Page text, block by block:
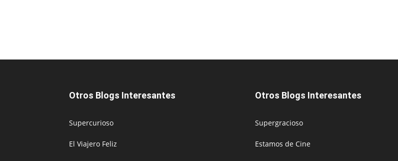
Otros Blogs Interesantes
Supercurioso
El Viajero Feliz
Otros Blogs Interesantes
Supergracioso
Estamos de Cine